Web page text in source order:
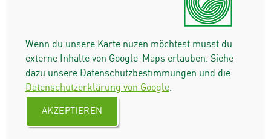
Wenn du unsere Karte nuzen möchtest musst du
externe Inhalte von Google-Maps erlauben. Siehe
dazu unsere Datenschutzbestimmungen und die
Datenschutzerklärung von Google.
AKZEPTIEREN